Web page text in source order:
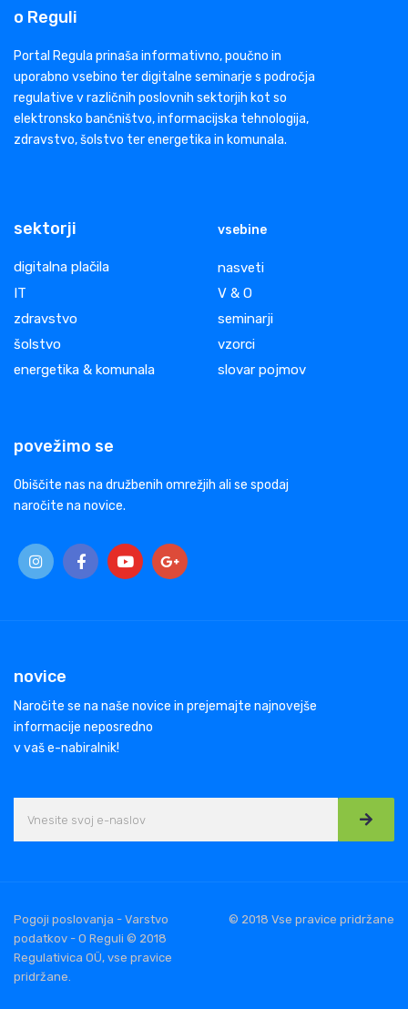
o Reguli
Portal Regula prinaša informativno, poučno in
uporabno vsebino ter digitalne seminarje s področja
regulative v različnih poslovnih sektorjih kot so
elektronsko bančništvo, informacijska tehnologija,
zdravstvo, šolstvo ter energetika in komunala.
sektorji
digitalna plačila
IT
zdravstvo
šolstvo
energetika & komunala
vsebine
nasveti
V & O
seminarji
vzorci
slovar pojmov
povežimo se
Obiščite nas na družbenih omrežjih ali se spodaj
naročite na novice.
novice
Naročite se na naše novice in prejemajte najnovejše
informacije neposredno
v vaš e-nabiralnik!
Pogoji poslovanja - Varstvo
podatkov - O Reguli © 2018
Regulativica OÜ, vse pravice
pridržane.
© 2018 Vse pravice pridržane